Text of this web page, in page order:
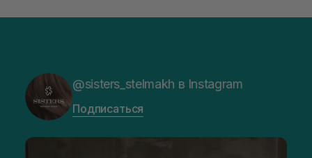
@sisters_stelmakh в Instagram
Подписаться